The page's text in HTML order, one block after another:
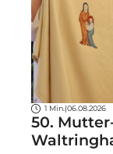
1 Min. |06.08.2026
50.